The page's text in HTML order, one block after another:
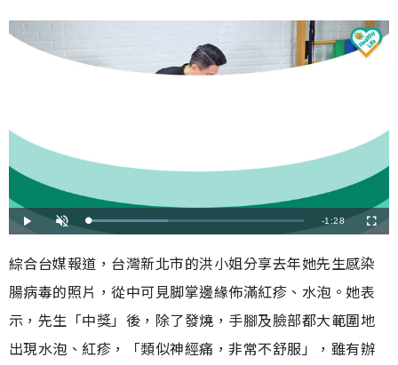
播
放
開
啟
載
入
:
3
.
8
%
剩
間
-1:28
全
螢
綜合台媒報道，台灣新北市的洪小姐分享去年她先生感染
腸病毒的照片，從中可見脚掌邊緣佈滿紅疹、水泡。她表
示，先生「中獎」後，除了發燒，手腳及臉部都大範圍地
出現水泡、紅疹，「類似神經痛，非常不舒服」，雖有辦